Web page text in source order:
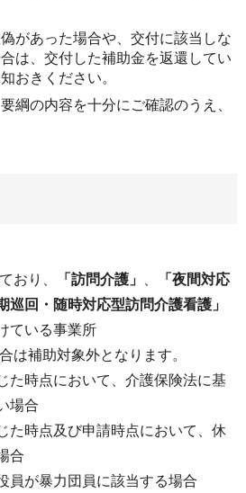
があった場合や、交付に該当しな
は、交付した補助金を返還してい
おきください。
綱の内容を十分にご確認のうえ、
り、
「訪問介護」
「夜間対応
巡回・随時対応型訪問介護看護」
ている事業所
補助対象外となります。
時点において、介護保険法に基
場合
た時点及び申請時点において、休
合
が暴力団員に該当する場合